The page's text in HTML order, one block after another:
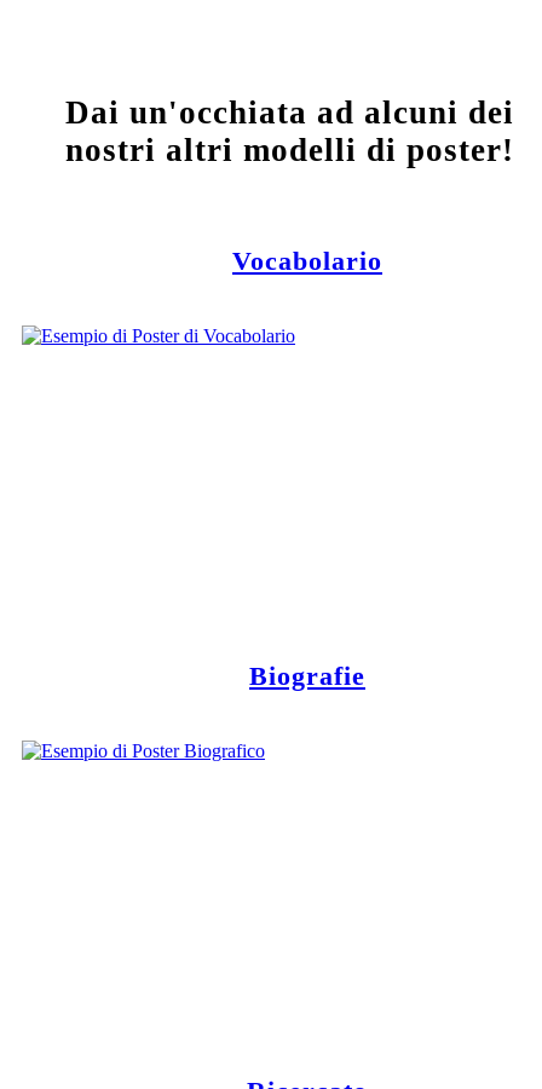
Dai un'occhiata ad alcuni dei
nostri altri modelli di poster!
Vocabolario
Biografie